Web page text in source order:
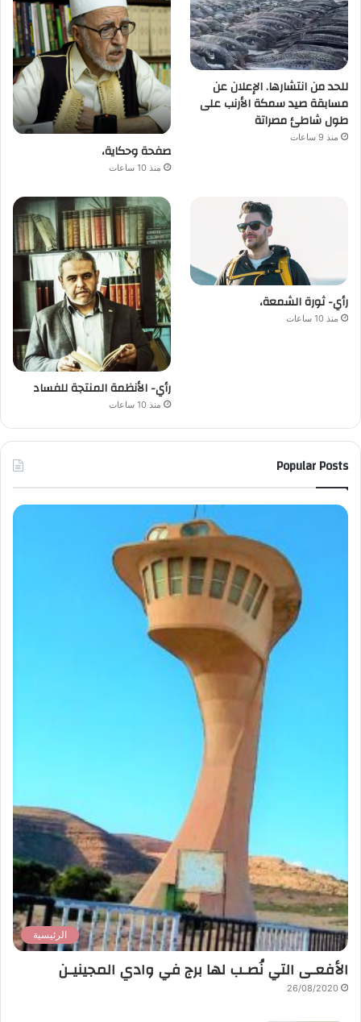
للحد من انتشارها. الإعلان عن
مسابقة صيد سمكة الأرنب على
طول شاطئ مصراتة
منذ 9 ساعات
صفحة وحكاية،
منذ 10 ساعات
رأي- ثورة الشمعة،
منذ 10 ساعات
رأي- الأنظمة المنتجة للفساد
منذ 10 ساعات
Popular Posts
الرئيسية
الأفعـى التي نُصـب لها برج في وادي المجينيـن
26/08/2020